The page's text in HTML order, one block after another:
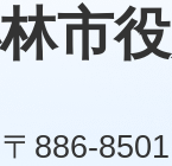
市
〒886-8501